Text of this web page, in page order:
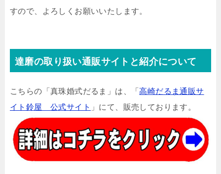
すので、よろしくお願いいたします。
達磨の取り扱い通販サイトと紹介について
こちらの「真珠婚式だるま」は、「高崎だるま通販サ
イト鈴屋 公式サイト 」にて、販売しております。